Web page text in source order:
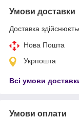
Умови доставки
Доставка
Нова Пошта
Укрпошта
Всі умови
Умови оплати